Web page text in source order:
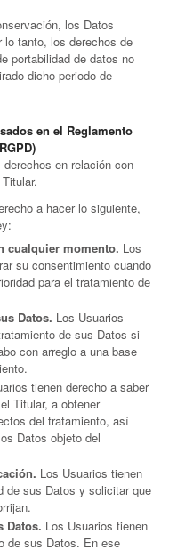
los Datos
lo tanto, los derechos de
portabilidad de datos no
dicho periodo de
en el Reglamento
en relación con
a hacer lo siguiente,
cualquier momento. Los
su consentimiento cuando
para el tratamiento de
Datos. Los Usuarios
de sus Datos si
con arreglo a una base
tienen derecho a saber
Titular, a obtener
del tratamiento, así
Datos objeto del
Los Usuarios tienen
de sus Datos y solicitar que
Datos. Los Usuarios tienen
de sus Datos. En ese